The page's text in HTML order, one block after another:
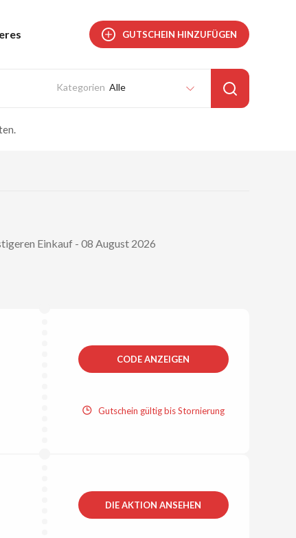
GUTSCHEIN HINZUFÜGEN
Alle
Einkauf - 08 August 2026
CODE ANZEIGEN
Gutschein gültig bis Stornierung
DIE AKTION ANSEHEN